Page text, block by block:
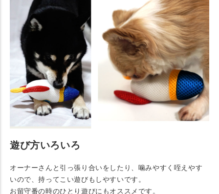
遊び方いろいろ
オーナーさんと引っ張り合いをしたり、噛みやすく咥えやす
いので、持ってこい遊びもしやすいです。
お留守番の時のひとり遊びにもオススメです。